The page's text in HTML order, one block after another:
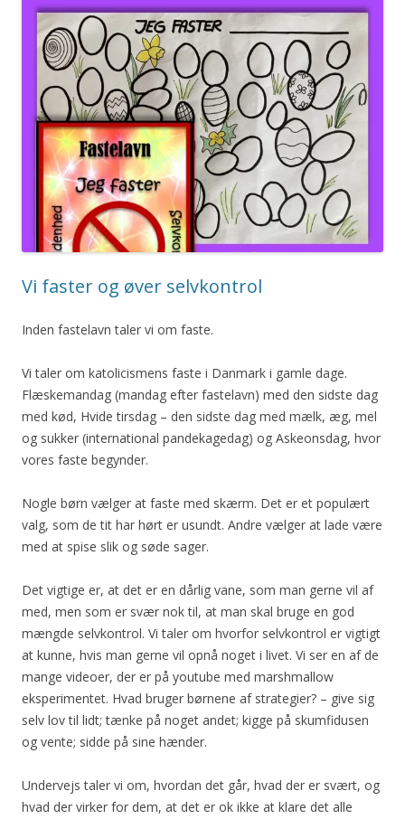
Vi faster og øver selvkontrol
Inden fastelavn taler vi om faste.
Vi taler om katolicismens faste i Danmark i gamle dage.
Flæskemandag (mandag efter fastelavn) med den sidste dag
med kød, Hvide tirsdag – den sidste dag med mælk, æg, mel
og sukker (international pandekagedag) og Askeonsdag, hvor
vores faste begynder.
Nogle børn vælger at faste med skærm. Det er et populært
valg, som de tit har hørt er usundt. Andre vælger at lade være
med at spise slik og søde sager.
Det vigtige er, at det er en dårlig vane, som man gerne vil af
med, men som er svær nok til, at man skal bruge en god
mængde selvkontrol. Vi taler om hvorfor selvkontrol er vigtigt
at kunne, hvis man gerne vil opnå noget i livet. Vi ser en af de
mange videoer, der er på youtube med marshmallow
eksperimentet. Hvad bruger børnene af strategier? – give sig
selv lov til lidt; tænke på noget andet; kigge på skumfidusen
og vente; sidde på sine hænder.
Undervejs taler vi om, hvordan det går, hvad der er svært, og
hvad der virker for dem, at det er ok ikke at klare det alle